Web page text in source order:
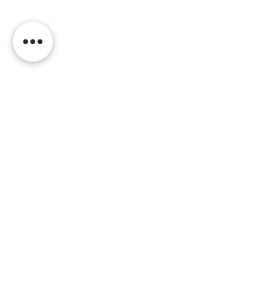
Uso: Residencial, Comercial, Oficina,